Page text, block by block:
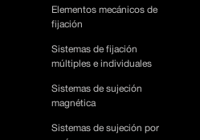
Elementos mecánicos de
fijación
Sistemas de fijación
múltiples e individuales
Sistemas de sujeción
magnética
Sistemas de sujeción por